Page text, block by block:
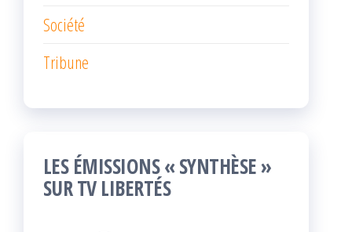
Société
Tribune
LES ÉMISSIONS « SYNTHÈSE »
SUR TV LIBERTÉS